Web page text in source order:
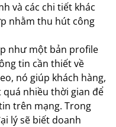
và các chi tiết khác
nhằm thu hút công
như một bản profile
tin cần thiết về
nó giúp khách hàng,
quá nhiều thời gian để
trên mạng. Trong
lý sẽ biết doanh